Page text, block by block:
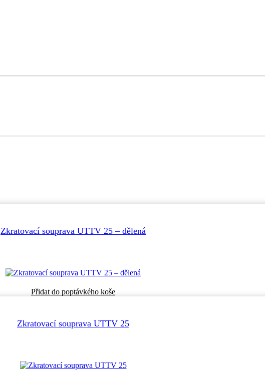
Zkratovací souprava UTTV 25 – dělená
Přidat do poptávkého košeTento
variant.
na
Zkratovací souprava UTTV 25